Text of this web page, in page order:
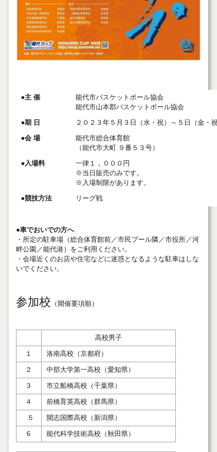
●主 催
能代市バスケットボール協会
能代市山本郡バスケットボール協会
●期 日 ２０２３年５月３日（水・祝）～５日（金・
●会 場
能代市総合体育館
（能代市大町 ９番５３号）
●入場料
一律１，０００円
※当日販売のみです。
※入場制限があります。
●競技方法 リーグ戦
●車でおいでの方へ
・所定の駐車場（総合体育館前／市民プール隣／市役所／河
畔公園／能代港）をご利用ください。
・会場近くのお店や住宅などに迷惑となるような駐車はしな
いでください。
参加校 （開催要項順）
高校男子
１ 洛南高校（京都府）
２ 中部大学第一高校（愛知県）
３ 市立船橋高校（千葉県）
４ 前橋育英高校（群馬県）
５ 開志国際高校（新潟県）
6 能代科学技術高校（秋田県）